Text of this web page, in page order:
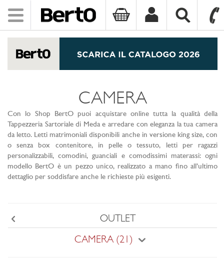
Toggle
navigation
CAMERA
Con lo Shop BertO puoi acquistare online tutta la qualità della
Tappezzeria Sartoriale di Meda e arredare con eleganza la tua camera
da letto. Letti matrimoniali disponibili anche in versione king size, con
o senza box contenitore, in pelle o tessuto, letti per ragazzi
personalizzabili, comodini, guanciali e comodissimi materassi: ogni
modello BertO è un pezzo unico, realizzato a mano fino all’ultimo
dettaglio per soddisfare anche le richieste più esigenti.
OUTLET
CAMERA (21)